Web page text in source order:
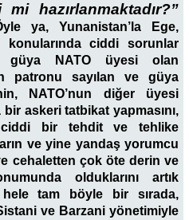
hazırlanmaktadır?”
ya, Yunanistan’la Ege,
konularında ciddi sorunlar
güya NATO üyesi olan
patronu sayılan ve güya
NATO’nun diğer üyesi
bir askeri tatbikat yapmasını,
bir tehdit ve tehlike
ve yine yandaş yorumcu
cehaletten çok öte derin ve
olduklarını artık
hele tam böyle bir sırada,
ve Barzani yönetimiyle